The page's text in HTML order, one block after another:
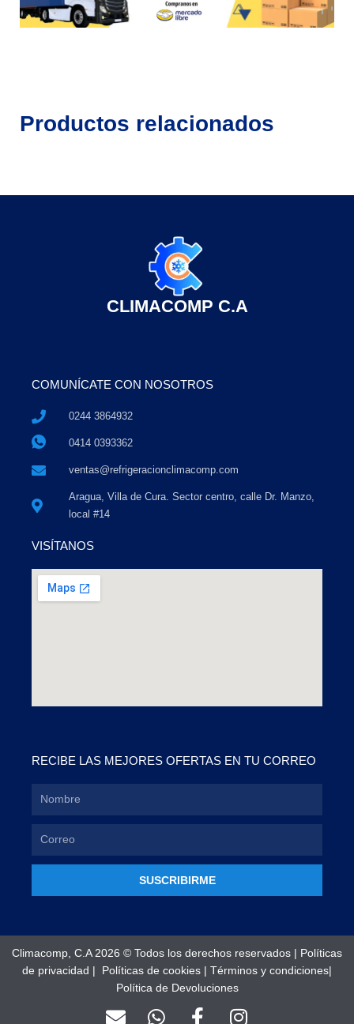
Productos relacionados
CLIMACOMP C.A
COMUNÍCATE CON NOSOTROS
0244 3864932
0414 0393362
ventas@refrigeracionclimacomp.com
Aragua, Villa de Cura. Sector centro, calle Dr. Manzo,
local #14
VISÍTANOS
RECIBE LAS MEJORES OFERTAS EN TU CORREO
SUSCRIBIRME
Climacomp, C.A 2026 © Todos los derechos reservados | Políticas
de privacidad | Políticas de cookies | Términos y condiciones|
Política de Devoluciones
E
W
F
I